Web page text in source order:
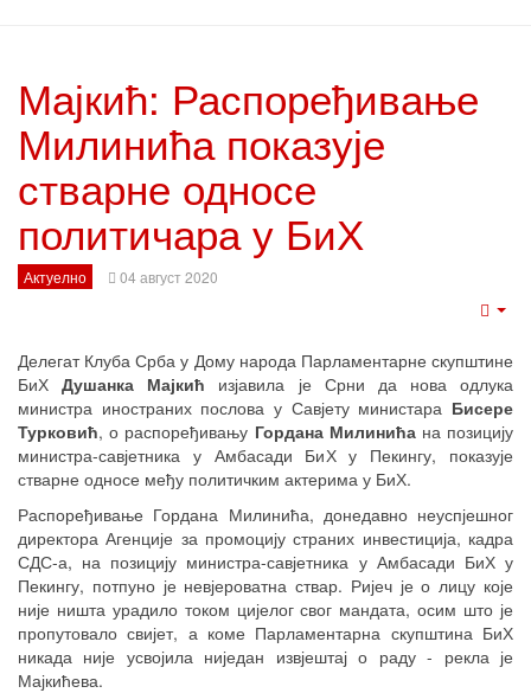
Мајкић: Распоређивање
Милинића показује
стварне односе
политичара у БиХ
Актуелно 04 август 2020
Делегат Клуба Срба у Дому народа Парламентарне скупштине
БиХДушанка Мајкић изјавила је Срни да нова одлука
министра иностраних послова у Савјету министара Бисере
Турковић, о распоређивању Гордана Милинићана позицију
министра-савјетника у Амбасади БиХ у Пекингу, показује
стварне односе међу политичким актерима у БиХ.
Распоређивање Гордана Милинића, донедавно неуспјешног
директора Агенције за промоцију страних инвестиција, кадра
СДС-а, на позицију министра-савјетника у Амбасади БиХ у
Пекингу, потпуно је невјероватна ствар. Ријеч је о лицу које
није ништа урадило током цијелог свог мандата, осим што је
пропутовало свијет, а коме Парламентарна скупштина БиХ
никада није усвојила ниједан извјештај о раду - рекла је
Мајкићева.